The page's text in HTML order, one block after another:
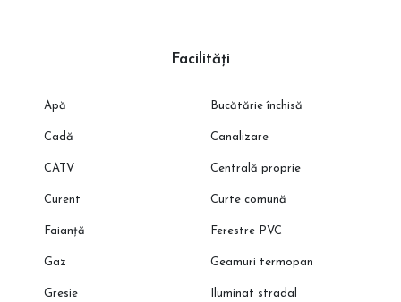
Facilități
Apă Bucătărie închisă
Cadă Canalizare
CATV Centrală proprie
Curent Curte comună
Faianță Ferestre PVC
Gaz Geamuri termopan
Gresie Iluminat stradal